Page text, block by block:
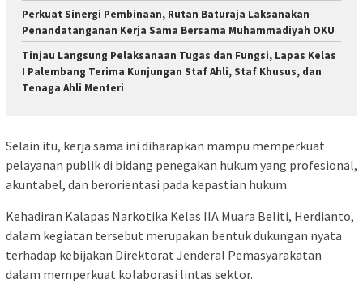
Perkuat Sinergi Pembinaan, Rutan Baturaja Laksanakan
Penandatanganan Kerja Sama Bersama Muhammadiyah OKU
Tinjau Langsung Pelaksanaan Tugas dan Fungsi, Lapas Kelas
I Palembang Terima Kunjungan Staf Ahli, Staf Khusus, dan
Tenaga Ahli Menteri
Selain itu, kerja sama ini diharapkan mampu memperkuat
pelayanan publik di bidang penegakan hukum yang profesional,
akuntabel, dan berorientasi pada kepastian hukum.
Kehadiran Kalapas Narkotika Kelas IIA Muara Beliti, Herdianto,
dalam kegiatan tersebut merupakan bentuk dukungan nyata
terhadap kebijakan Direktorat Jenderal Pemasyarakatan
dalam memperkuat kolaborasi lintas sektor.